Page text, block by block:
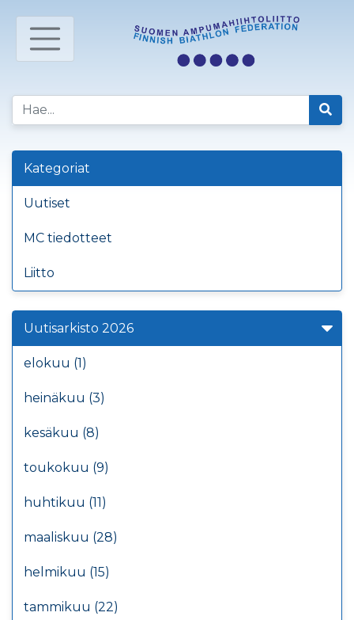
Kategoriat
Uutiset
MC tiedotteet
Liitto
Uutisarkisto 2026
elokuu (1)
heinäkuu (3)
kesäkuu (8)
toukokuu (9)
huhtikuu (11)
maaliskuu (28)
helmikuu (15)
tammikuu (22)